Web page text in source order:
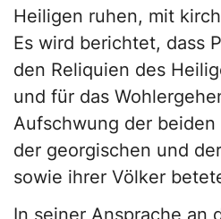
Heiligen ruhen, mit
Es wird berichtet, dass
den Reliquien des
und für das
Aufschwung der
der georgischen und
sowie ihrer Völker
In seiner Ansprache an